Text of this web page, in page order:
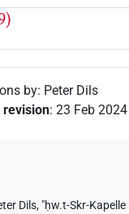
by: Peter Dils
revision:23 Feb 2024
Dils, "ḥw.t-Skr-